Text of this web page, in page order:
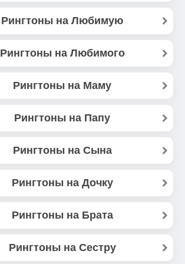
Рингтоны на Любимую
Рингтоны на Любимого
Рингтоны на Маму
Рингтоны на Папу
Рингтоны на Сына
Рингтоны на Дочку
Рингтоны на Брата
Рингтоны на Сестру